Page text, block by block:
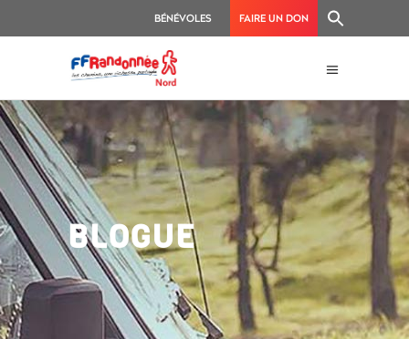
BÉNÉVOLES FAIRE UN DON
BLOGUE